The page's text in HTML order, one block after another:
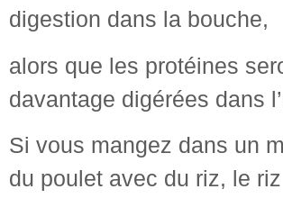
digestion dans la bouche,
alors que les protéines
davantage digérées dans
Si vous mangez dans un
du poulet avec du riz, le riz